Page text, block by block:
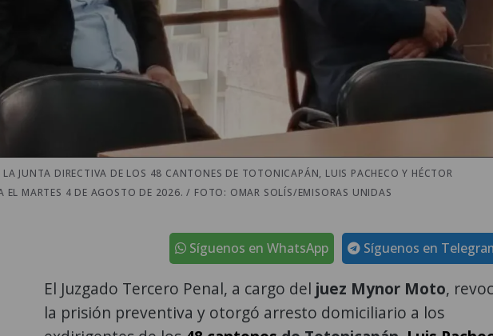
LA JUNTA DIRECTIVA DE LOS 48 CANTONES DE TOTONICAPÁN, LUIS PACHECO Y HÉCTOR
EL MARTES 4 DE AGOSTO DE 2026. / FOTO: OMAR SOLÍS/EMISORAS UNIDAS
Síguenos en
Síguenos en WhatsApp
El Juzgado Tercero Penal, a cargo del juez Mynor Moto,
la prisión preventiva y otorgó arresto domiciliario a los